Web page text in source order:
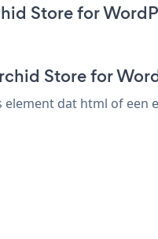
Store for
Store for
dat html of een